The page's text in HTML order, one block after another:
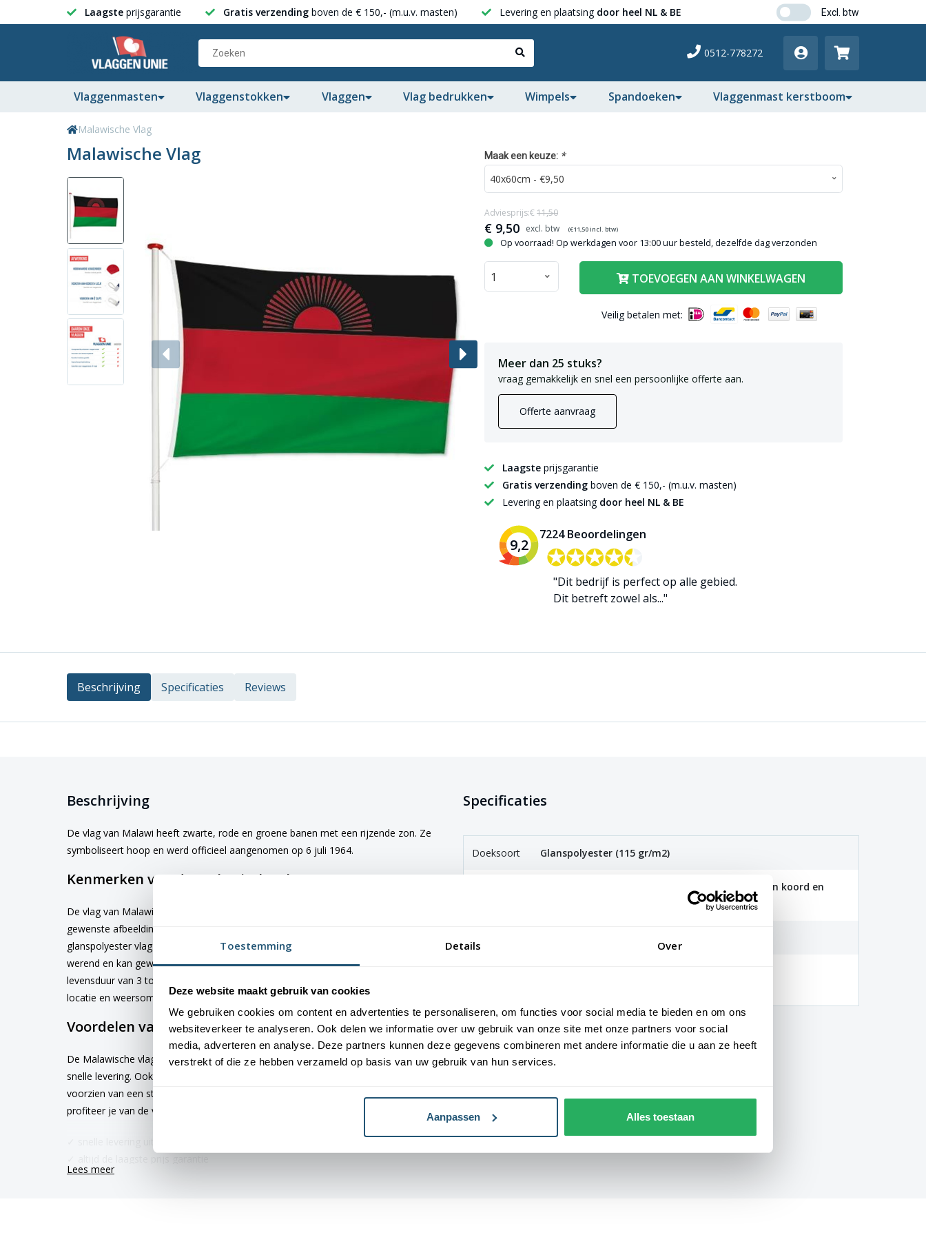
Toestemming Details Over
Deze website maakt gebruik van cookies
We gebruiken cookies om content en advertenties te personaliseren, om functies voor social media te bieden en om ons
websiteverkeer te analyseren. Ook delen we informatie over uw gebruik van onze site met onze partners voor social
media, adverteren en analyse. Deze partners kunnen deze gegevens combineren met andere informatie die u aan ze heeft
verstrekt of die ze hebben verzameld op basis van uw gebruik van hun services.
Aanpassen Alles toestaan
Laagste prijsgarantie Gratis verzending boven de € 150,- (m.u.v. masten) Levering en plaatsing door heel NL & BE
0512-778272
Vlaggenmasten Vlaggenstokken Vlaggen Vlag bedrukken Wimpels Spandoeken Vlaggenmast kerstboom
Malawische Vlag
Malawische Vlag Maak een keuze: *
€ 9,50 (€11,50incl. btw)
Adviesprijs:€11,50
Op voorraad! Op werkdagen voor 13:00 uur besteld, dezelfde dag verzonden
TOEVOEGEN AAN WINKELWAGEN
Veilig betalen met:
Meer dan 25 stuks?
vraag gemakkelijk en snel een persoonlijke offerte aan.
Offerte aanvraag
Laagste prijsgarantie
Gratis verzending boven de € 150,- (m.u.v. masten)
Levering en plaatsing door heel NL & BE
9,2
7224 Beoordelingen
✪✪✪✪✪
✪✪✪✪✪
"Dit bedrijf is perfect op alle gebied.
Dit betreft zowel als..."
Beschrijving Specificaties Reviews
Beschrijving
De vlag van Malawi heeft zwarte, rode en groene banen met een rijzende zon. Ze
symboliseert hoop en werd officieel aangenomen op 6 juli 1964.
Kenmerken van de Malawische vlag
De vlag van Malawi is beschikbaar in verschillende gangbare afmetingen. Je kiest de
gewenste afbeelding via de keuze optie. De vlag is gemaakt van 3-draads geweven
glanspolyester vlaggendoek (115 gr/m2). De vlag heeft een kwalitatieve afwerking, is uw-
werend en kan gewassen worden op maximaal 40 graden. De vlag heeft een gemiddelde
levensduur van 3 tot 6 maanden bij continue gebruik. De levensduur is afhankelijk van de
locatie en weersomstandigheden.
Voordelen van de Malawische vlag kopen bij Vlaggen Unie
De Malawische vlag wordt standaard uit eigen voorraad geleverd, wat zorgt voor een
snelle levering. Ook zijn onze vlaggen voorzien van een hoogwaardige afwerking. Ze zijn
voorzien van een sterke zoom die vastgezet is met een dubbele stiknaad. Bij ons
profiteer je van de volgende voordelen:
✓ verkrijgbaar in de meest voorkomende formaten
Lees meer
Specificaties
Doeksoort Glanspolyester (115 gr/m2)
Afmetingen t/m 100x150cm zijn voorzien van een koord en
lusje, grotere maten zijn voorzien van clips